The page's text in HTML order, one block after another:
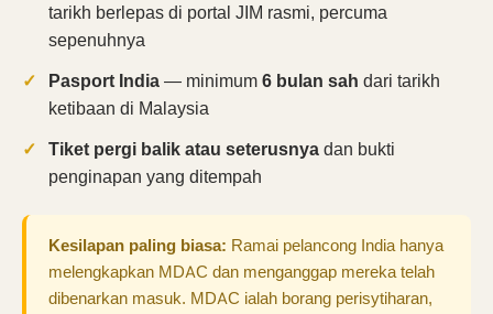
tarikh berlepas di portal JIM rasmi, percuma
sepenuhnya
Pasport India— minimum6 bulan sah dari tarikh
ketibaan di Malaysia
Tiket pergi balik atau seterusnyadan bukti
penginapan yang ditempah
Kesilapan paling biasa: Ramai pelancong India hanya
melengkapkan MDAC dan menganggap mereka telah
dibenarkan masuk. MDAC ialah borang perisytiharan,